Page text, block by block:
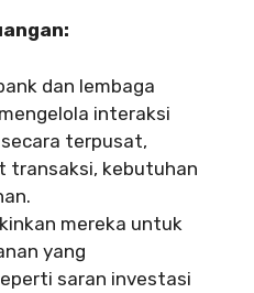
dan lembaga
interaksi
terpusat,
transaksi, kebutuhan
mereka untuk
yang
saran investasi